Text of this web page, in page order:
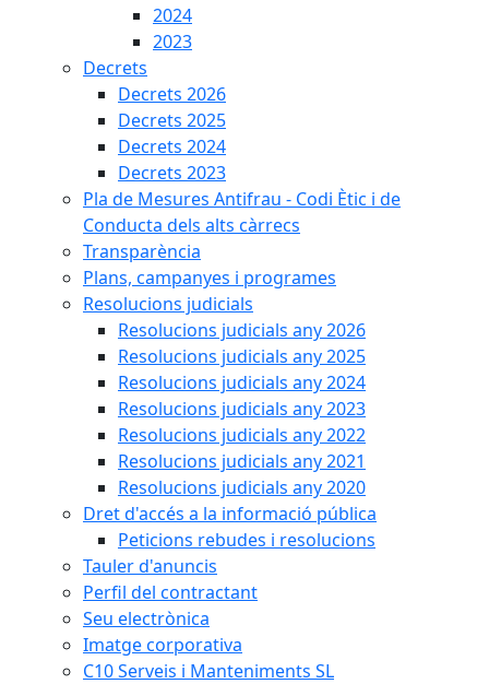
2024
2023
Decrets
Decrets 2026
Decrets 2025
Decrets 2024
Decrets 2023
Pla de Mesures Antifrau - Codi Ètic i de
Conducta dels alts càrrecs
Transparència
Plans, campanyes i programes
Resolucions judicials
Resolucions judicials any 2026
Resolucions judicials any 2025
Resolucions judicials any 2024
Resolucions judicials any 2023
Resolucions judicials any 2022
Resolucions judicials any 2021
Resolucions judicials any 2020
Dret d'accés a la informació pública
Peticions rebudes i resolucions
Tauler d'anuncis
Perfil del contractant
Seu electrònica
Imatge corporativa
C10 Serveis i Manteniments SL